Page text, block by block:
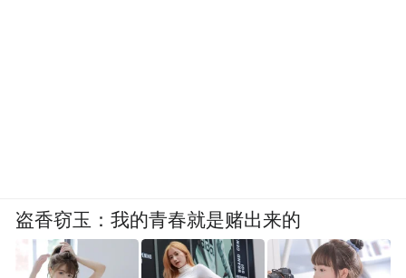
盗香窃玉：我的青春就是赌出来的